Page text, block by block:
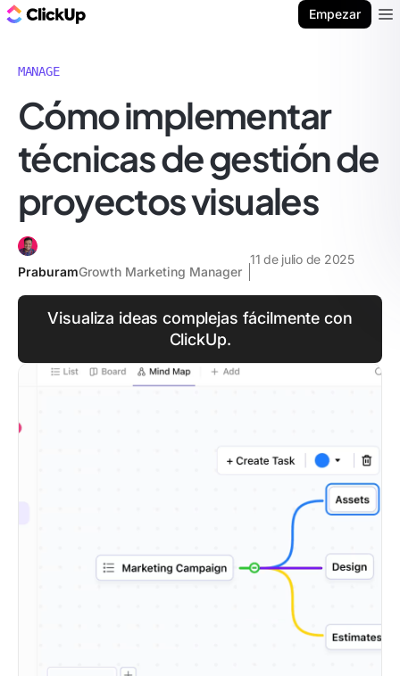
Empezar
MANAGE
Cómo implementar
técnicas de gestión de
proyectos visuales
PraburamGrowth Marketing Manager
11 de julio de 2025
Visualiza ideas complejas fácilmente con
ClickUp.